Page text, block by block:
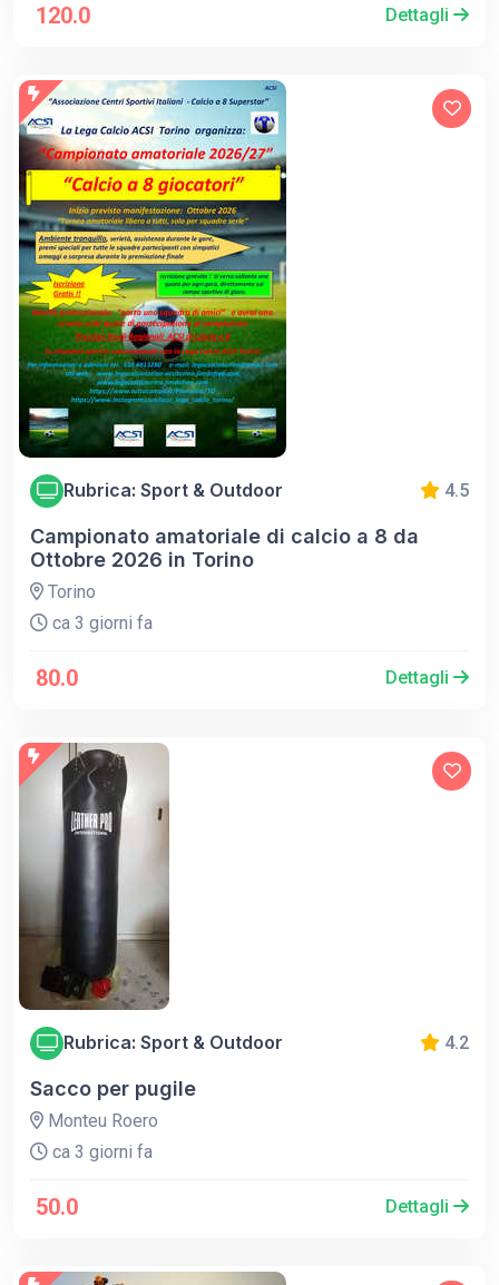
120.0 Dettagli
Rubrica: Sport & Outdoor 4.5
Campionato amatoriale di calcio a 8 da
Ottobre 2026 in Torino
Torino
ca 3 giorni fa
80.0 Dettagli
Rubrica: Sport & Outdoor 4.2
Sacco per pugile
Monteu Roero
ca 3 giorni fa
50.0 Dettagli